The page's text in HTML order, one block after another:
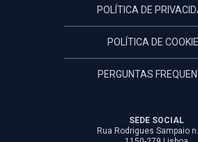
POLÍTICA DE
POLÍTICA DE
PERGUNTAS
SEDE SOCIAL
Rua Rodrigues Sampaio